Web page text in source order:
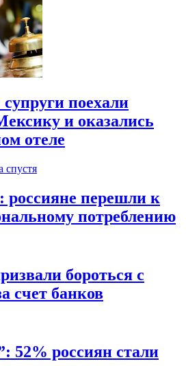
поехали
и оказались
отеле
спустя
россияне перешли к
потреблению
бороться с
счет банков
52% россиян стали